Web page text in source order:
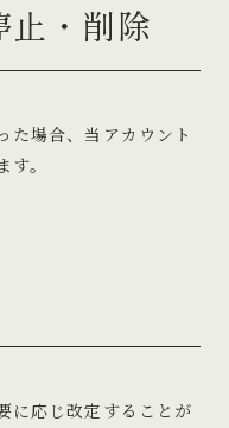
止・削除
た場合、当アカウント
。
に応じ改定することが